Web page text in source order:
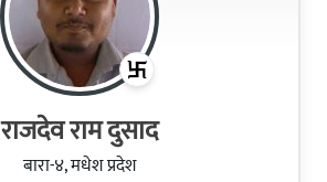
राजदेव राम दुसाद
बारा-४, मधेश प्रदेश